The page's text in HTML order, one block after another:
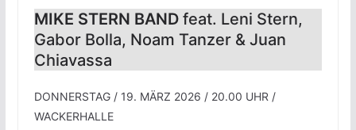
MIKE STERN BANDfeat. Leni Stern,
Gabor Bolla, Noam Tanzer & Juan
Chiavassa
DONNERSTAG / 19. MÄRZ 2026 / 20.00 UHR /
WACKERHALLE